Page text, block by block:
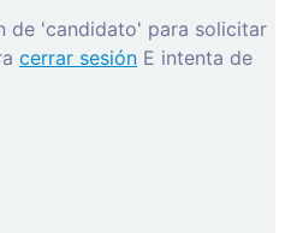
de 'candidato' para solicitar
cerrar sesión E intenta de